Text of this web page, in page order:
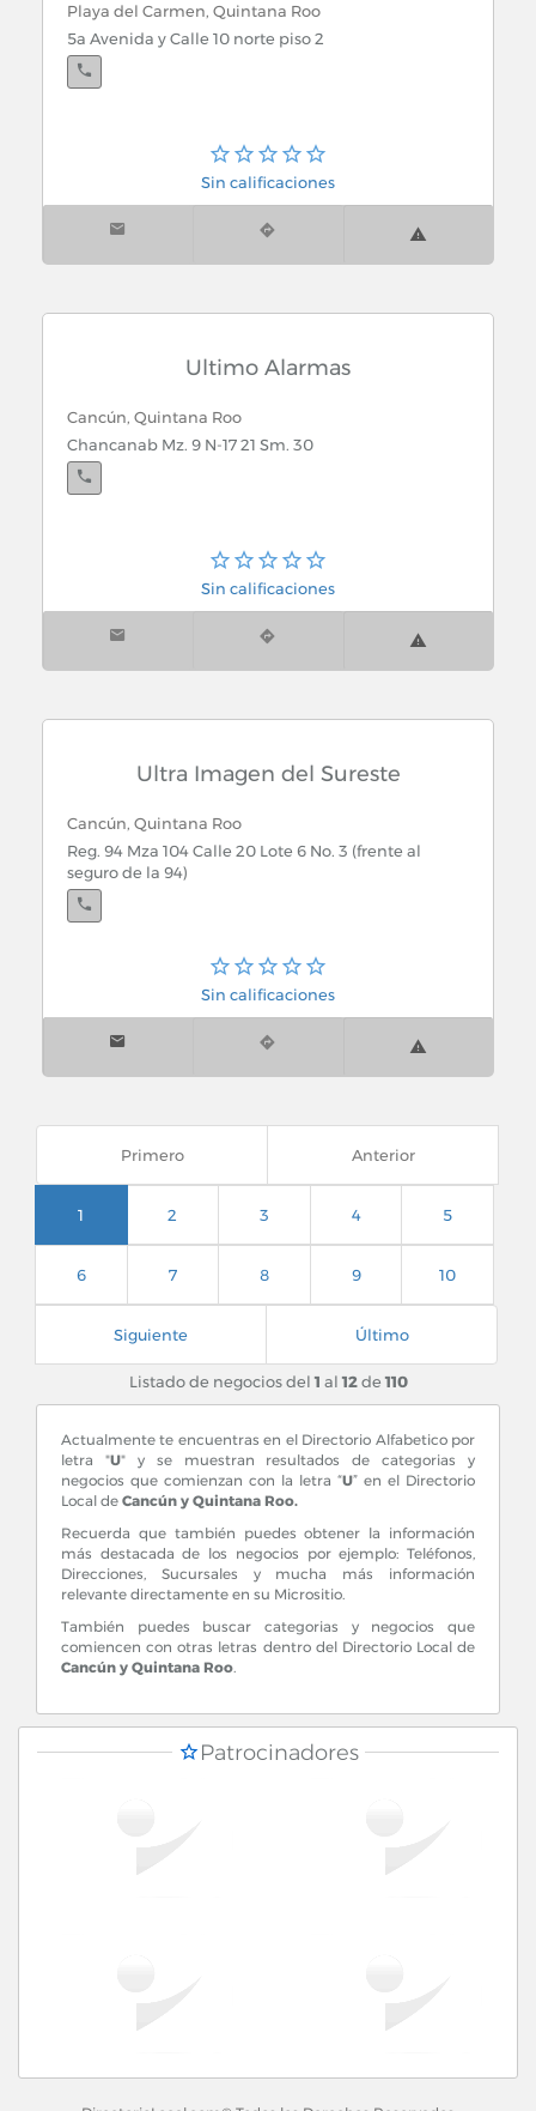
Playa del Carmen, Quintana Roo
5a Avenida y Calle 10 norte piso 2
Sin calificaciones
Ultimo Alarmas
Cancún, Quintana Roo
Chancanab Mz. 9 N-17 21 Sm. 30
Sin calificaciones
Ultra Imagen del Sureste
Cancún, Quintana Roo
Reg. 94 Mza 104 Calle 20 Lote 6 No. 3 (frente al
seguro de la 94)
Sin calificaciones
Primero Anterior
1 2 3 4 5
6 7 8 9 10
Siguiente Último
Listado de negocios del1 al12de110
Actualmente te encuentras en el Directorio Alfabetico por
letra "U" y se muestran resultados de categorias y
negocios que comienzan con la letra “U” en el Directorio
Local de Cancún y Quintana Roo.
Recuerda que también puedes obtener la información
más destacada de los negocios por ejemplo: Teléfonos,
Direcciones, Sucursales y mucha más información
relevante directamente en su Micrositio.
También puedes buscar categorias y negocios que
comiencen con otras letras dentro del Directorio Local de
Cancún y Quintana Roo.
Patrocinadores